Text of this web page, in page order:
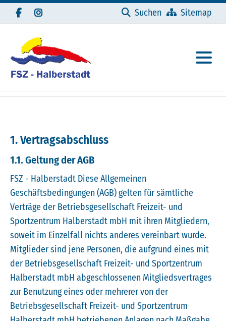
Navigation überspringen
Suchen
Sitemap
1. Vertragsabschluss
1.1. Geltung der AGB
FSZ - Halberstadt Diese Allgemeinen
Geschäftsbedingungen (AGB) gelten für sämtliche
Verträge der Betriebsgesellschaft Freizeit- und
Sportzentrum Halberstadt mbH mit ihren Mitgliedern,
soweit im Einzelfall nichts anderes vereinbart wurde.
Mitglieder sind jene Personen, die aufgrund eines mit
der Betriebsgesellschaft Freizeit- und Sportzentrum
Halberstadt mbH abgeschlossenen Mitgliedsvertrages
zur Benutzung eines oder mehrerer von der
Betriebsgesellschaft Freizeit- und Sportzentrum